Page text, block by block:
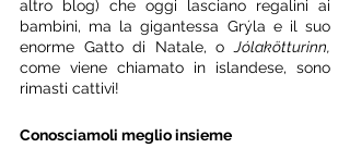
altro blog) che oggi lasciano regalini ai
bambini, ma la gigantessa Grýla e il suo
enorme Gatto di Natale, o
come viene chiamato in islandese, sono
rimasti cattivi!
Conosciamoli meglio insieme